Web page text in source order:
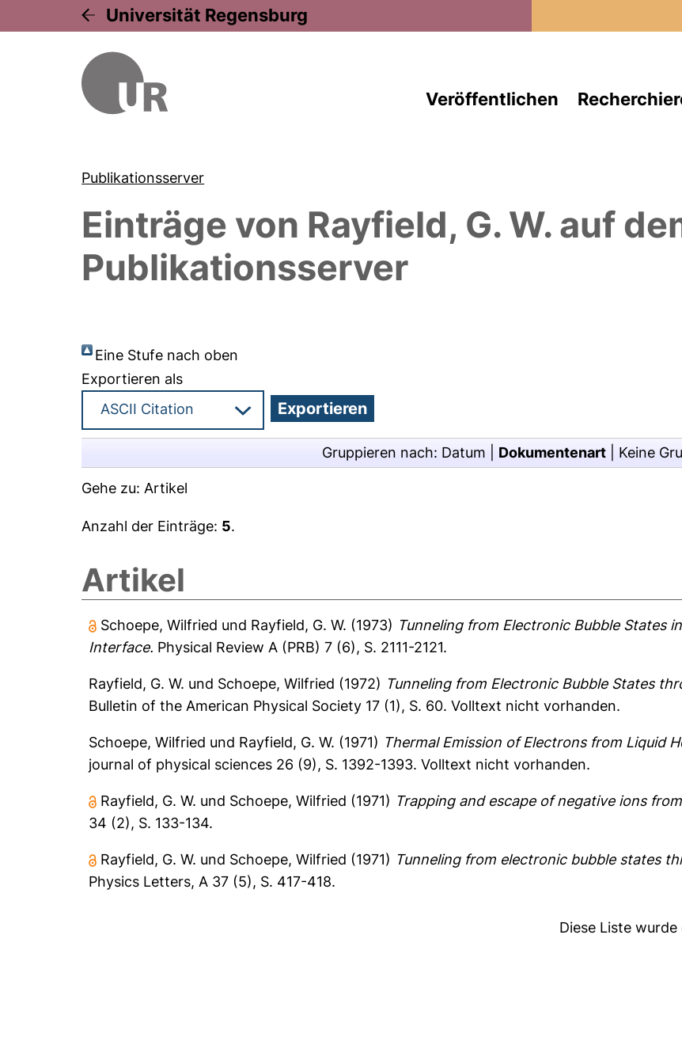
Universität Regensburg
Veröffentlichen
Publikationsserver
Einträge von Rayfield, G. W. auf
Publikationsserver
Eine Stufe nach oben
Exportieren als
Gruppieren nach: Datum Dokumentenart| Keine
Gehe zu: Artikel
Anzahl der Einträge: 5.
Artikel
Schoepe, Wilfried und Rayfield, G. W. (1973) Tunneling from Electronic Bubble States
Interface. Physical Review A (PRB) 7 (6), S. 2111-2121.
Rayfield, G. W. und Schoepe, Wilfried (1972) Tunneling from Electronic Bubble States
Bulletin of the American Physical Society 17 (1), S. 60.Volltext nicht vorhanden.
Schoepe, Wilfried und Rayfield, G. W. (1971) Thermal Emission of Electrons from Liquid
journal of physical sciences 26 (9), S. 1392-1393.Volltext nicht vorhanden.
Rayfield, G. W. und Schoepe, Wilfried (1971) Trapping and escape of negative ions
34 (2), S. 133-134.
Rayfield, G. W. und Schoepe, Wilfried (1971) Tunneling from electronic bubble states
Physics Letters, A 37 (5), S. 417-418.
Diese Liste